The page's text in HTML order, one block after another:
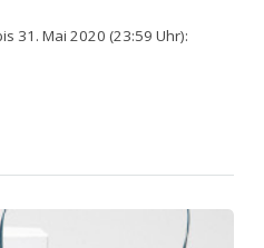
31. Mai 2020 (23:59 Uhr):